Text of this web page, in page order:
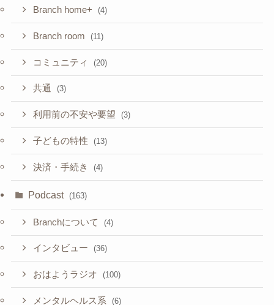
Branch home+ (4)
Branch room (11)
コミュニティ (20)
共通 (3)
利用前の不安や要望 (3)
子どもの特性 (13)
決済・手続き (4)
Podcast (163)
Branchについて (4)
インタビュー (36)
おはようラジオ (100)
メンタルヘルス系 (6)